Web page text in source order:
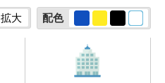
拡大 配色